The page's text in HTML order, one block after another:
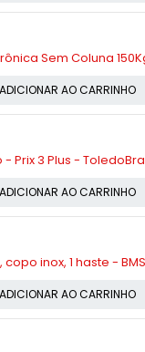
Sem Coluna
ADICIONAR AO CARRINHO
Prix 3 Plus -
ADICIONAR AO CARRINHO
inox, 1 haste -
ADICIONAR AO CARRINHO